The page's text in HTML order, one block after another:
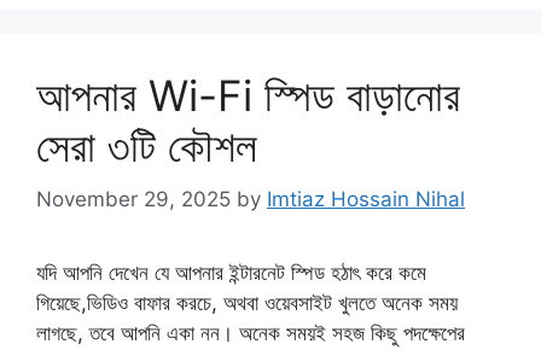
আপনার Wi-Fi স্পিড বাড়ানোর
সেরা ৩টি কৌশল
November 29, 2025 by Imtiaz Hossain Nihal
যদি আপনি দেখেন যে আপনার ইন্টারনেট স্পিড হঠাৎ করে কমে
গিয়েছে,ভিডিও বাফার করচে, অথবা ওয়েবসাইট খুলতে অনেক সময়
লাগছে, তবে আপনি একা নন। অনেক সময়ই সহজ কিছু পদক্ষেপের